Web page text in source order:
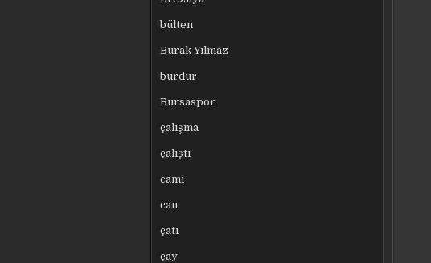
bülten
Burak Yılmaz
burdur
Bursaspor
çalışma
çalıştı
cami
can
çatı
çay